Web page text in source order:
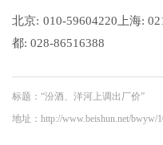
北京: 010-59604220上海:
都: 028-86516388
标题：“汾酒、洋河上调出厂价”
地址：http://www.beishun.net/bwyw/